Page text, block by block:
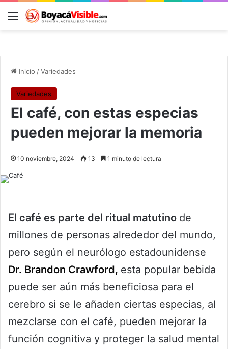
Menú
Inicio /Variedades
Variedades
El café, con estas especias
pueden mejorar la memoria
10 noviembre, 2024 13 1 minuto de lectura
El café es parte del ritual matutino de
millones de personas alrededor del mundo,
pero según el neurólogo estadounidense
Dr. Brandon Crawford, esta popular bebida
puede ser aún más beneficiosa para el
cerebro si se le añaden ciertas especias, al
mezclarse con el café, pueden mejorar la
función cognitiva y proteger la salud mental